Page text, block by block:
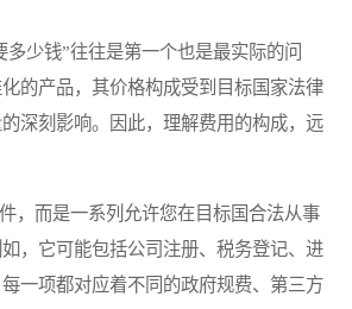
少钱”往往是第一个也是最实际的问
的产品，其价格构成受到目标国家法律
深刻影响。因此，理解费用的构成，远
而是一系列允许您在目标国合法从事
，它可能包括公司注册、税务登记、进
一项都对应着不同的政府规费、第三方